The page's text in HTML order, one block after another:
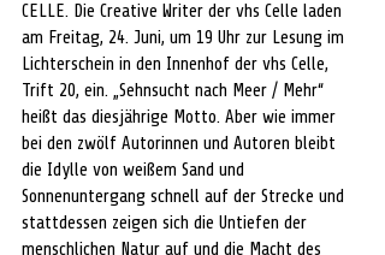
CELLE. Die Creative Writer der vhs Celle laden
am Freitag, 24. Juni, um 19 Uhr zur Lesung im
Lichterschein in den Innenhof der vhs Celle,
Trift 20, ein. „Sehnsucht nach Meer / Mehr“
heißt das diesjährige Motto. Aber wie immer
bei den zwölf Autorinnen und Autoren bleibt
die Idylle von weißem Sand und
Sonnenuntergang schnell auf der Strecke und
stattdessen zeigen sich die Untiefen der
menschlichen Natur auf und die Macht des